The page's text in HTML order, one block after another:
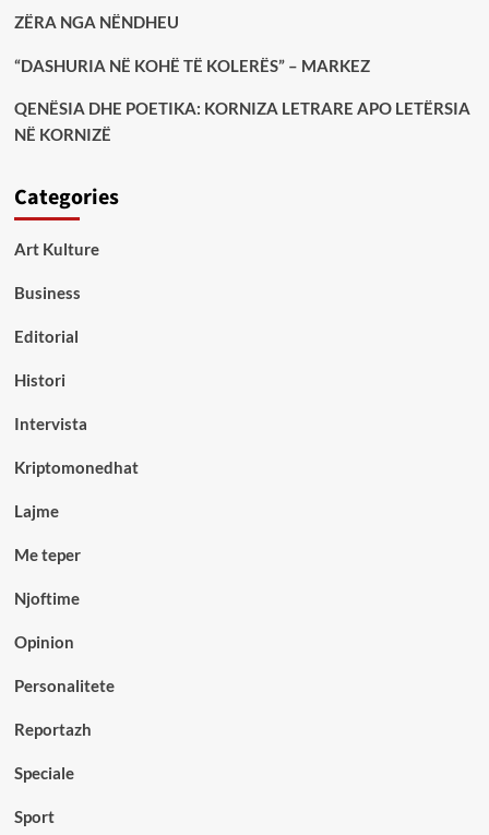
ZËRA NGA NËNDHEU
“DASHURIA NË KOHË TË KOLERËS” – MARKEZ
QENËSIA DHE POETIKA: KORNIZA LETRARE APO LETËRSIA
NË KORNIZË
Categories
Art Kulture
Business
Editorial
Histori
Intervista
Kriptomonedhat
Lajme
Me teper
Njoftime
Opinion
Personalitete
Reportazh
Speciale
Sport